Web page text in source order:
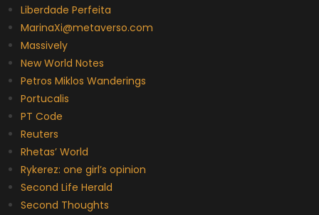
Liberdade Perfeita
MarinaXi@metaverso.com
Massively
New World Notes
Petros Miklos Wanderings
Portucalis
PT Code
Reuters
Rhetas’ World
Rykerez: one girl’s opinion
Second Life Herald
Second Thoughts